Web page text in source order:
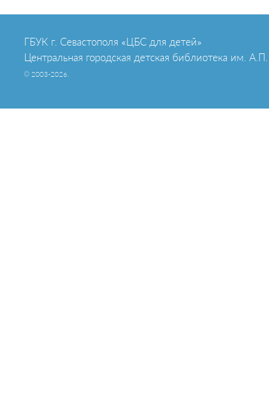
ГБУК г. Севастополя «ЦБС для детей»
Центральная городская детская библиотека им. А.П.
© 2003-2026.